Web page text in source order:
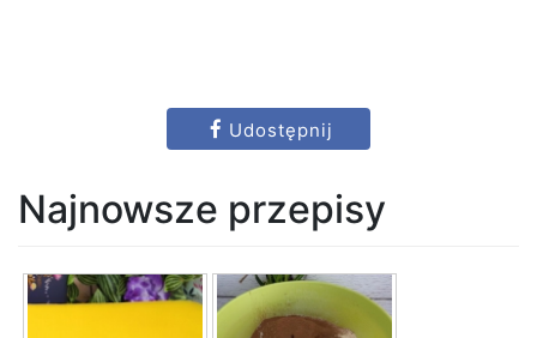
Udostępnij
Najnowsze przepisy